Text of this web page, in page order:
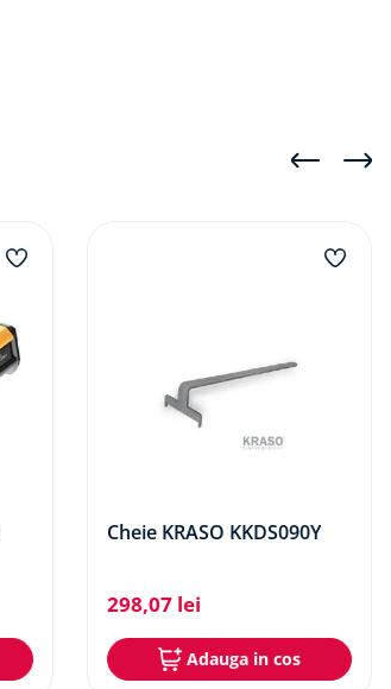
Cheie KRASO KKDS090Y
298,07 lei
Adauga in cos